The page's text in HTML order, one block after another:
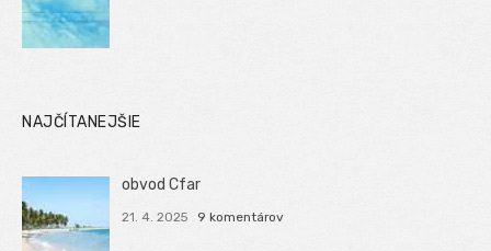
NAJČÍTANEJŠIE
obvod Cfar
21. 4. 2025 9 komentárov